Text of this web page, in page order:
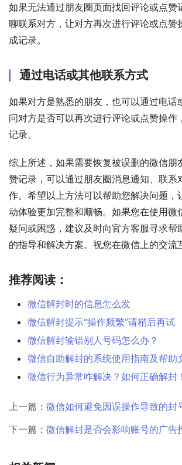
如果无法通过朋友圈页面找回评论或点赞
聊联系对方，让对方再次进行评论或点赞
成记录。
通过电话或其他联系方式
如果对方是熟悉的朋友，也可以通过电话
问对方是否可以再次进行评论或点赞操作
记录。
综上所述，如果需要恢复被误删的微信朋
赞记录，可以通过朋友圈消息通知、联系
作。希望以上方法可以帮助您解决问题，
动体验更加完整和顺畅。如果您在使用微
疑问或困惑，建议及时向官方客服寻求帮
的指导和解决方案。祝您在微信上的交流
推荐阅读：
微信解封时的信息怎么发
微信解封提示“操作频繁”请稍后再试
微信解封输错别人号码怎么办？
微信自助解封的系统使用指南及帮助
微信行为异常咋解决？如何正确解封！
上一篇： 微信如何避免因误操作导致的封
下一篇： 微信解封是否会影响账号的广告